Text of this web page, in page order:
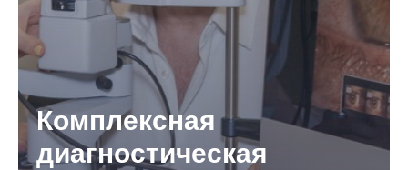
Комплексная
диагностическая